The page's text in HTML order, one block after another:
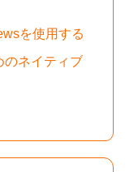
を使用する
のネイティブ